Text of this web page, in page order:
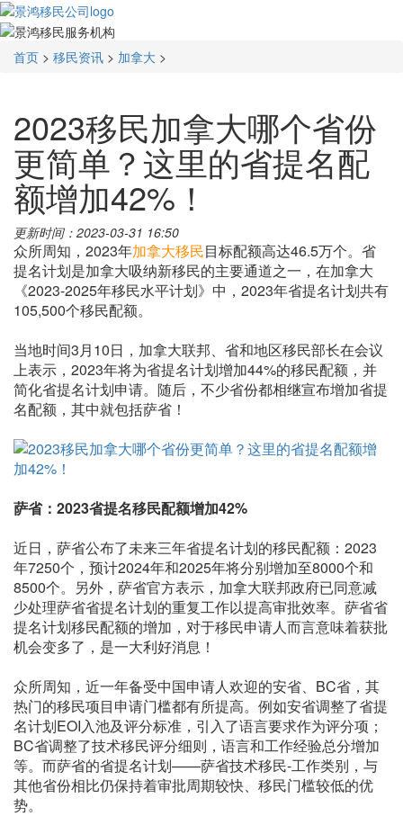
首页 > 移民资讯 > 加拿大 >
2023移民加拿大哪个省份
更简单？这里的省提名配
额增加42%！
更新时间：2023-03-31 16:50
众所周知，2023年加拿大移民目标配额高达46.5万个。省
提名计划是加拿大吸纳新移民的主要通道之一，在加拿大
《2023-2025年移民水平计划》中，2023年省提名计划共有
105,500个移民配额。
当地时间3月10日，加拿大联邦、省和地区移民部长在会议
上表示，2023年将为省提名计划增加44%的移民配额，并
简化省提名计划申请。随后，不少省份都相继宣布增加省提
名配额，其中就包括萨省！
萨省：2023省提名移民配额增加42%
近日，萨省公布了未来三年省提名计划的移民配额：2023
年7250个，预计2024年和2025年将分别增加至8000个和
8500个。另外，萨省官方表示，加拿大联邦政府已同意减
少处理萨省省提名计划的重复工作以提高审批效率。萨省省
提名计划移民配额的增加，对于移民申请人而言意味着获批
机会变多了，是一大利好消息！
众所周知，近一年备受中国申请人欢迎的安省、BC省，其
热门的移民项目申请门槛都有所提高。例如安省调整了省提
名计划EOI入池及评分标准，引入了语言要求作为评分项；
BC省调整了技术移民评分细则，语言和工作经验总分增加
等。而萨省的省提名计划——萨省技术移民-工作类别，与
其他省份相比仍保持着审批周期较快、移民门槛较低的优
势。